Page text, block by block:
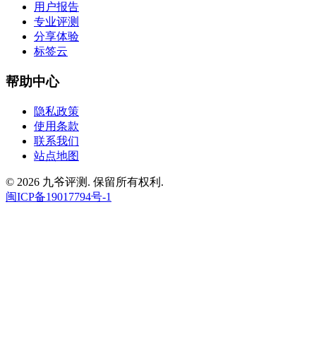
用户报告
专业评测
分享体验
标签云
帮助中心
隐私政策
使用条款
联系我们
站点地图
© 2026 九爷评测. 保留所有权利.
闽ICP备19017794号-1